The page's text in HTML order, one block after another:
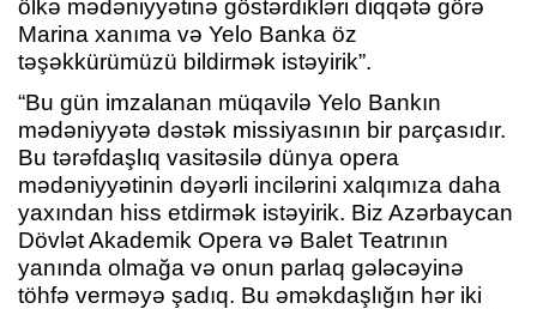
ölkə mədəniyyətinə göstərdikləri diqqətə görə
Marina xanıma və Yelo Banka öz
təşəkkürümüzü bildirmək istəyirik”.
“Bu gün imzalanan müqavilə Yelo Bankın
mədəniyyətə dəstək missiyasının bir parçasıdır.
Bu tərəfdaşlıq vasitəsilə dünya opera
mədəniyyətinin dəyərli incilərini xalqımıza daha
yaxından hiss etdirmək istəyirik. Biz Azərbaycan
Dövlət Akademik Opera və Balet Teatrının
yanında olmağa və onun parlaq gələcəyinə
töhfə verməyə şadıq. Bu əməkdaşlığın hər iki